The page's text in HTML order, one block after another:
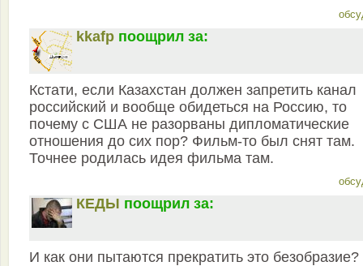
kkafp поощрил за:
Кстати, если Казахстан должен запретить канал
российский и вообще обидеться на Россию, то
почему с США не разорваны дипломатические
отношения до сих пор? Фильм-то был снят там.
Точнее родилась идея фильма там.
КЕДЫ поощрил за:
И как они пытаются прекратить это безобразие?